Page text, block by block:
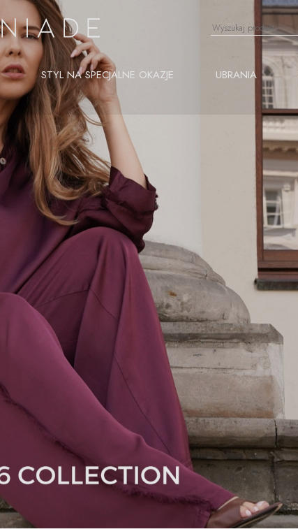
STYL NA SPECJALNE OKAZJE UBRANIA